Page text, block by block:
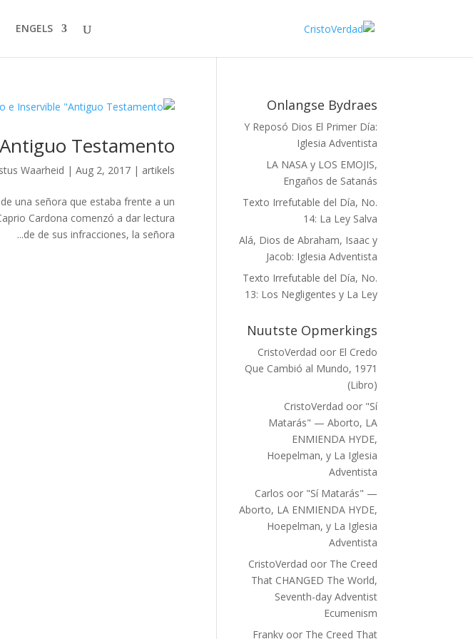
ENGELS
Testamento"
Waarheid |Aug 2, 2017 | artikels
una señora que estaba frente a un
Cardona comenzó a dar lectura
de de sus infracciones, la señora...
Onlangse Bydraes
Y Reposó Dios El Primer Día:
Iglesia Adventista
LA NASA y LOS EMOJIS,
Engaños de Satanás
Texto Irrefutable del Día, No.
14: La Ley Salva
Alá, Dios de Abraham, Isaac y
Jacob: Iglesia Adventista
Texto Irrefutable del Día, No.
13: Los Negligentes y La Ley
Nuutste Opmerkings
CristoVerdad oor El Credo
Que Cambió al Mundo, 1971
(Libro)
CristoVerdad oor "Sí
Matarás" — Aborto, LA
ENMIENDA HYDE,
Hoepelman, y La Iglesia
Adventista
Carlos oor "Sí Matarás" —
Aborto, LA ENMIENDA HYDE,
Hoepelman, y La Iglesia
Adventista
CristoVerdad oor The Creed
That CHANGED The World,
Seventh-day Adventist
Ecumenism
Frankyoor The Creed That